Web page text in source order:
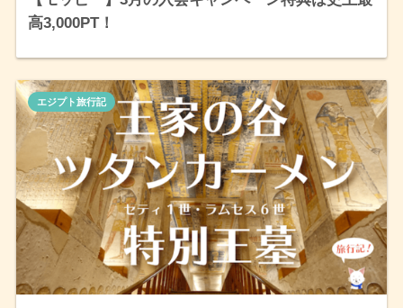
高3,000PT！
エジプト旅行記